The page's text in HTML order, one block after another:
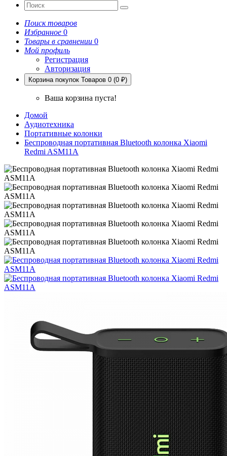
Поиск товаров
Избранное 0
Товары в сравнении 0
Мой профиль
Регистрация
Авторизация
Корзина покупок Товаров 0 (0 ₽)
Ваша корзина пуста!
Домой
Аудиотехника
Портативные колонки
Беспроводная портативная Bluetooth колонка Xiaomi
Redmi ASM11A